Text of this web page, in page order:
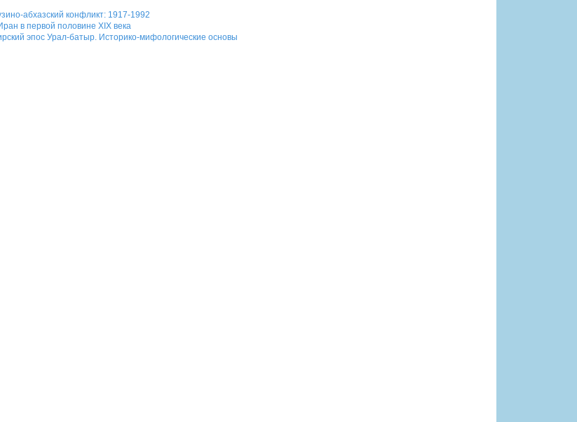
абхазский конфликт: 1917-1992
в первой половине XIX века
эпос Урал-батыр. Историко-мифологические основы